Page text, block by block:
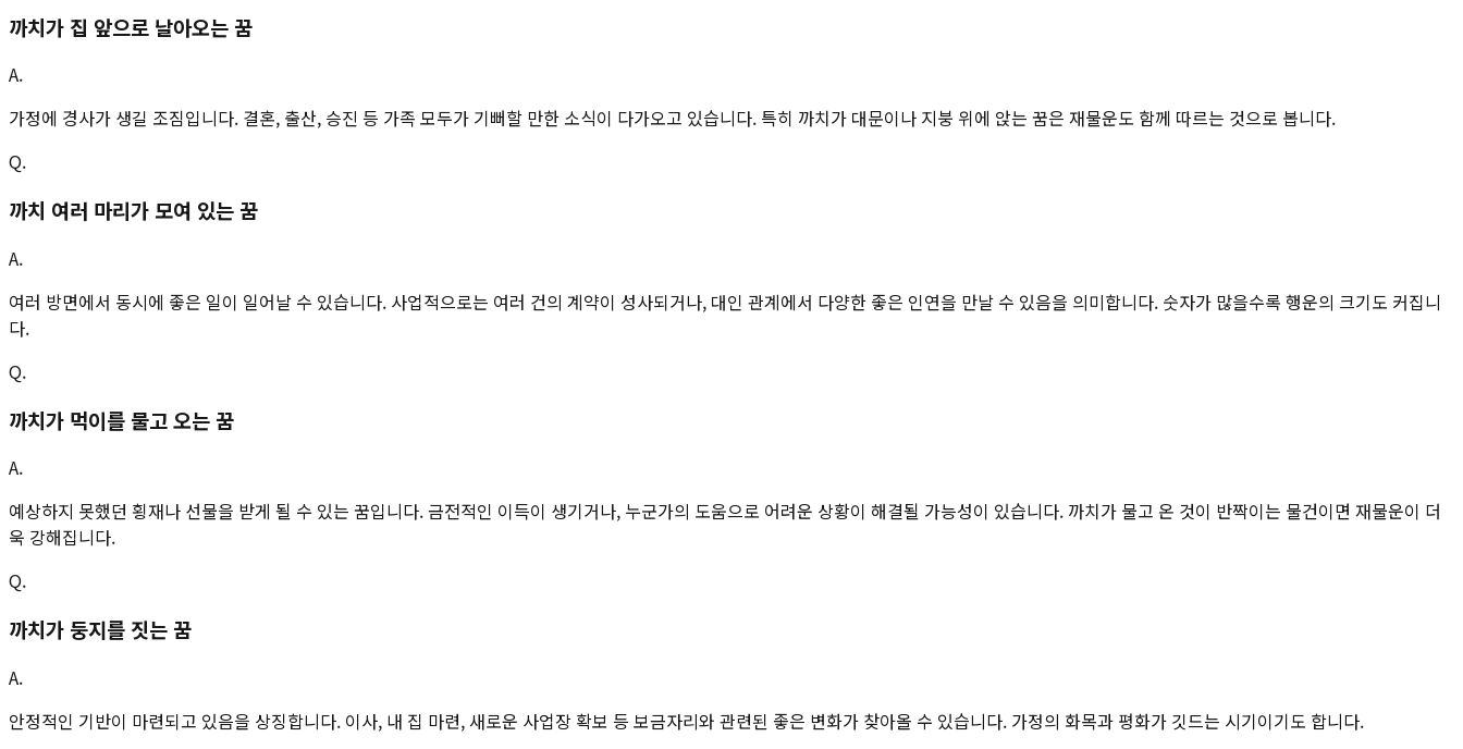
까치가 집 앞으로 날아오는 꿈
A.
가정에 경사가 생길 조짐입니다. 결혼, 출산, 승진 등 가족 모두가 기뻐할 만한 소식이 다가오고 있습니다. 특히 까치가 대문이나 지붕 위에 앉는 꿈은 재물운도 함께 따르는 것으로 봅니다.
Q.
까치 여러 마리가 모여 있는 꿈
A.
여러 방면에서 동시에 좋은 일이 일어날 수 있습니다. 사업적으로는 여러 건의 계약이 성사되거나, 대인 관계에서 다양한 좋은 인연을 만날 수 있음을 의미합니다. 숫자가 많을수록 행운의 크기도 커집니
다.
Q.
까치가 먹이를 물고 오는 꿈
A.
예상하지 못했던 횡재나 선물을 받게 될 수 있는 꿈입니다. 금전적인 이득이 생기거나, 누군가의 도움으로 어려운 상황이 해결될 가능성이 있습니다. 까치가 물고 온 것이 반짝이는 물건이면 재물운이 더
욱 강해집니다.
Q.
까치가 둥지를 짓는 꿈
A.
안정적인 기반이 마련되고 있음을 상징합니다. 이사, 내 집 마련, 새로운 사업장 확보 등 보금자리와 관련된 좋은 변화가 찾아올 수 있습니다. 가정의 화목과 평화가 깃드는 시기이기도 합니다.